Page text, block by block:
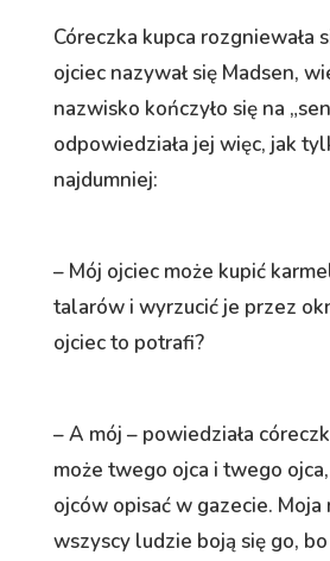
Córeczka kupca rozgniewała
ojciec nazywał się Madsen,
nazwisko kończyło się na
odpowiedziała jej więc, jak
najdumniej:
– Mój ojciec może kupić
talarów i wyrzucić je przez
ojciec to potrafi?
– A mój – powiedziała
może twego ojca i twego
ojców opisać w gazecie. Moja
wszyscy ludzie boją się go,